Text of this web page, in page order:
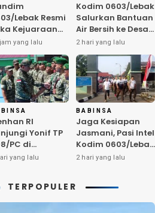
Lebak Resmi
Kejuaraan
Antar Dojo
Jaring Bibit
Unggul
HUT ke-81
yang lalu
Kodim 0603/Lebak
Salurkan Bantuan
Air Bersih ke Desa
Bungurmekar,
Ringankan Beban
Warga
Terdampak
Kemarau
2 hari yang lalu
RI
Yonif TP
PC di
SDM
Kekuatan
yang lalu
BABINSA
Jaga Kesiapan
Jasmani, Pasi Intel
Kodim 0603/Lebak
Pimpin Pembinaan
2 hari yang lalu
TERPOPULER